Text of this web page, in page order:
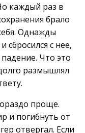
каждый раз в
брало
Однажды
сбросился с нее,
Что это
размышлял
проще.
и погибнуть от
отвергал. Если